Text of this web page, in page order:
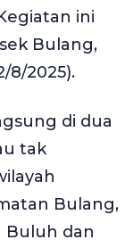
ini
Bulang,
8/2025).
di dua
tak
Bulang,
Buluh dan